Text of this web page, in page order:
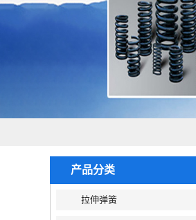
产品分类
拉伸弹簧